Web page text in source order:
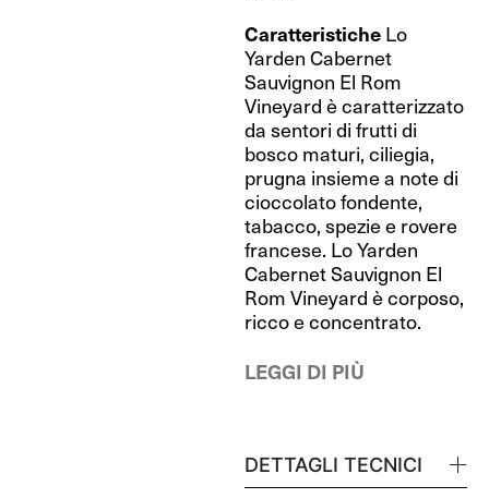
Caratteristiche Lo
Yarden Cabernet
Sauvignon El Rom
Vineyard è caratterizzato
da sentori di frutti di
bosco maturi, ciliegia,
prugna insieme a note di
cioccolato fondente,
tabacco, spezie e rovere
francese. Lo Yarden
Cabernet Sauvignon El
Rom Vineyard è corposo,
ricco e concentrato.
LEGGI DI PIÙ
DETTAGLI TECNICI